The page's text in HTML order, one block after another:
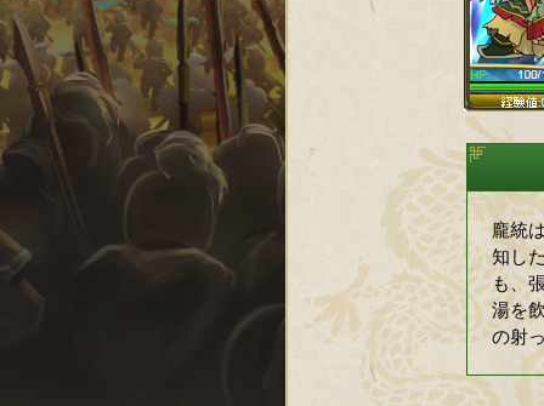
龐統
知し
も、
湯を
の射